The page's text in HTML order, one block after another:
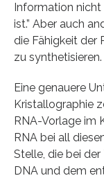
Information nicht
ist.” Aber auch
die Fähigkeit der
zu synthetisieren.
Eine genauere
Kristallographie
RNA-Vorlage im
RNA bei all
Stelle, die bei
DNA und dem